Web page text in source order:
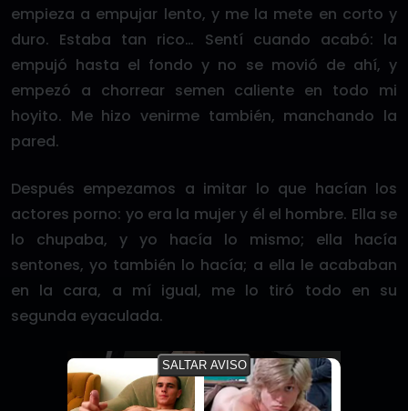
empieza a empujar lento, y me la mete en corto y
duro. Estaba tan rico… Sentí cuando acabó: la
empujó hasta el fondo y no se movió de ahí, y
empezó a chorrear semen caliente en todo mi
hoyito. Me hizo venirme también, manchando la
pared.
Después empezamos a imitar lo que hacían los
actores porno: yo era la mujer y él el hombre. Ella se
lo chupaba, y yo hacía lo mismo; ella hacía
sentones, yo también lo hacía; a ella le acababan
en la cara, a mí igual, me lo tiró todo en su
segunda eyaculada.
SALTAR AVISO